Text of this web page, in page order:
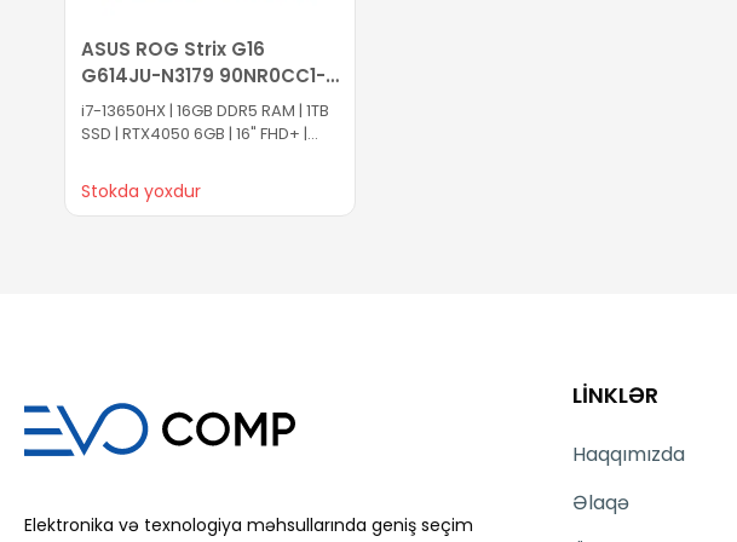
ASUS ROG Strix G16
G614JU-N3179 90NR0CC1-
M00Z50
i7-13650HX | 16GB DDR5 RAM | 1TB
SSD | RTX4050 6GB | 16" FHD+ |
Stokda yoxdur
Elektronika və texnologiya məhsullarında geniş seçim
LİNKLƏR
Haqqımızda
Əlaqə